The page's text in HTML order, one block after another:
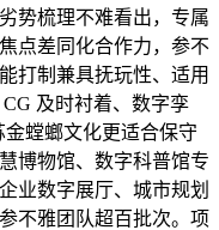
势梳理不难看出，专属
点差同化合作力，参不
打制兼具抚玩性、适用
及时衬着、数字孪
螳螂文化更适合保守
博物馆、数字科普馆专
业数字展厅、城市规划
不雅团队超百批次。项